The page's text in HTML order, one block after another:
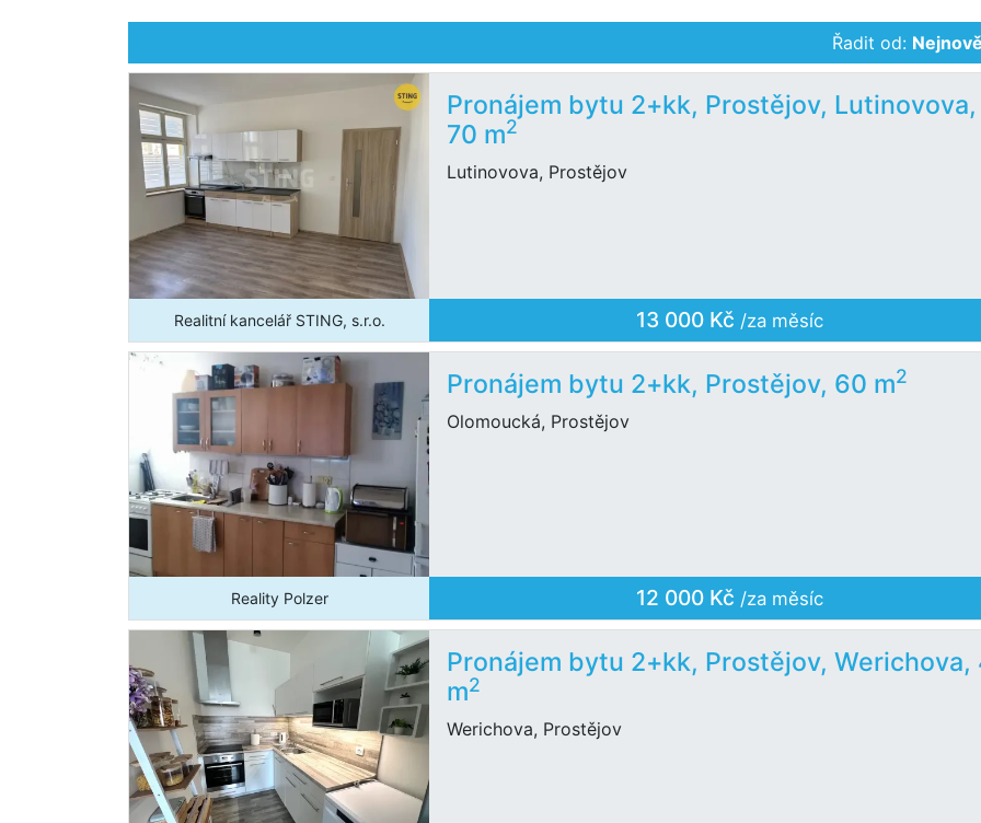
Řadit od:
Pronájem bytu 2+kk, Prostějov, Lutinovova,
70 m2
Lutinovova, Prostějov
Realitní kancelář STING, s.r.o. 13 000 Kč /za měsíc
Pronájem bytu 2+kk, Prostějov, 60 m2
Olomoucká, Prostějov
Reality Polzer 12 000 Kč /za měsíc
Pronájem bytu 2+kk, Prostějov, Werichova,
m2
Werichova, Prostějov